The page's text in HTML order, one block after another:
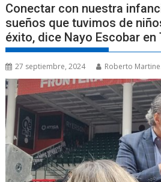
Conectar con nuestra
sueños que tuvimos de
éxito, dice Nayo Escobar en
27 septiembre, 2024 Roberto